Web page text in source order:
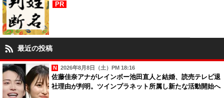
PR
最近の投稿
2026年8月8日（土）PM 18:16
佐藤佳奈アナがレインボー池田直人と結婚、読売テレビ退
社理由が判明。ツインプラネット所属し新たな活動開始へ